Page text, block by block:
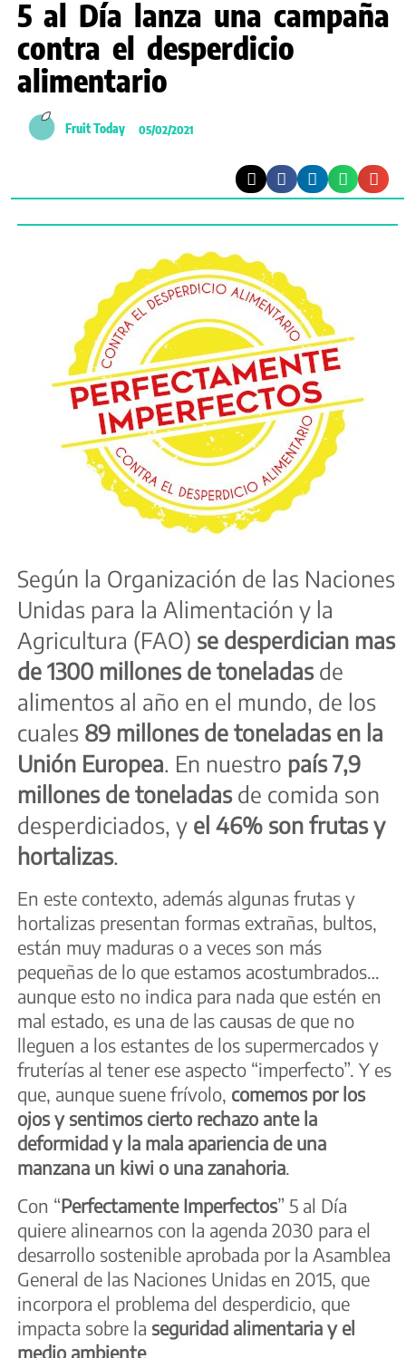
5 al Día lanza una campaña
contra el desperdicio
alimentario
Fruit Today 05/02/2021
Según la Organización de las Naciones
Unidas para la Alimentación y la
Agricultura (FAO) se desperdician mas
de 1300 millones de toneladas de
alimentos al año en el mundo, de los
cuales 89 millones de toneladas en la
Unión Europea. En nuestro país 7,9
millones de toneladasde comida son
desperdiciados, y el 46% son frutas y
hortalizas.
En este contexto, además algunas frutas y
hortalizas presentan formas extrañas, bultos,
están muy maduras o a veces son más
pequeñas de lo que estamos acostumbrados…
aunque esto no indica para nada que estén en
mal estado, es una de las causas de que no
lleguen a los estantes de los supermercados y
fruterías al tener ese aspecto “imperfecto”. Y es
que, aunque suene frívolo, comemos por los
ojos y sentimos cierto rechazo ante la
deformidad y la mala apariencia de una
manzana un kiwi o una zanahoria.
Con “Perfectamente Imperfectos” 5 al Día
quiere alinearnos con la agenda 2030 para el
desarrollo sostenible aprobada por la Asamblea
General de las Naciones Unidas en 2015, que
incorpora el problema del desperdicio, que
impacta sobre la seguridad alimentaria y el
medio ambiente.